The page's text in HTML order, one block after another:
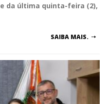
da última quinta-feira (2),
SAIBA MAIS.